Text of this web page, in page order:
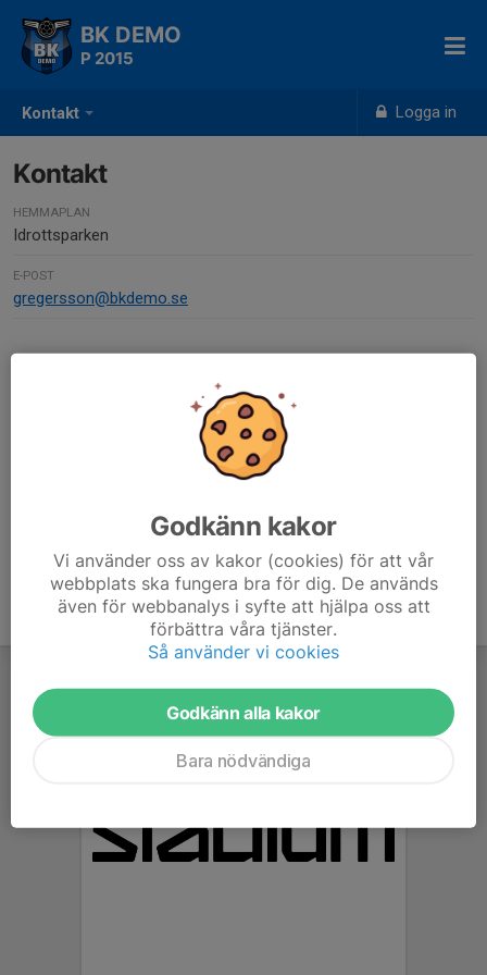
Kontakt Logga in
BK DEMO
P 2015
Kontakt
HEMMAPLAN
Idrottsparken
E-POST
gregersson@bkdemo.se
Jesper Gregersson
gregersson@bkdemo.se
Godkänn kakor
Vi använder oss av kakor (cookies) för att vår
webbplats ska fungera bra för dig. De används
även för webbanalys i syfte att hjälpa oss att
förbättra våra tjänster.
Så använder vi cookies
Godkänn alla kakor
Bara nödvändiga